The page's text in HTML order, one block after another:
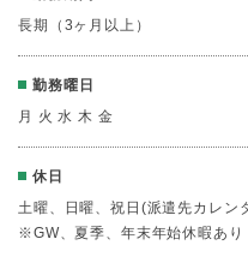
長期（3ヶ月以上）
勤務曜日
月 火 水 木 金
休日
土曜、日曜、祝日(派遣先カレ
※GW、夏季、年末年始休暇あり